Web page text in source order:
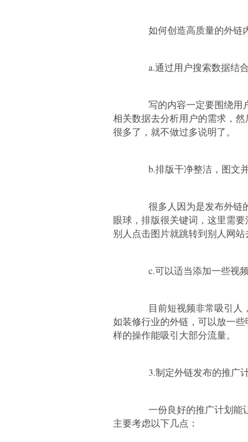
如何创造高质量的外链内
a.通过用户搜索数据结
写的内容一定要围绕用户
相关数据去分析用户的需求，
很多了，就不做过多说明了。
b.排版干净整洁，图文
很多人因为是发布外链的
眼球，排版很关键词，这里需
别人点击图片就跳转到别人网
c.可以适当添加一些视频
目前短视频非常吸引人，
如装修行业的外链，可以放一
样的操作能吸引大部分流量。
3.制定外链发布的推广
一份良好的推广计划能让
主要考虑以下几点：